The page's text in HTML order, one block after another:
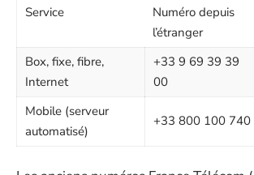
Service
Numéro depuis
l’étranger
Box, fixe, fibre,
Internet
+33 9 69 39 39
00
Mobile (serveur
automatisé)
+33 800 100 740